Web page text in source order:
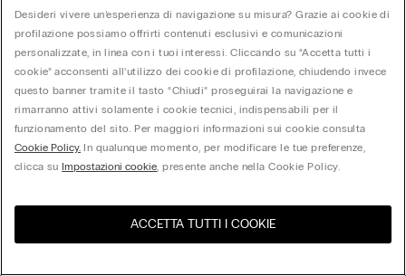
© Calzedonia S.p.A | P.iva 02253210237 | Sede Legale: Malcesine (VR), Via Portici
Umberto Primo n. 5/3 | Cod. Fisc. e n.iscr. al Reg. Imprese di Verona: 01037050422 | REA:
VR – 205310 | Capitale sociale: Euro 212.000.000,00 | Società soggetta a direzione e
coordinamento di Oniverse Holding S.p.A.
Visita l'e-store del tuo paese United States
Desideri vivere un’esperienza di navigazione su misura? Grazie ai cookie di
profilazione possiamo offrirti contenuti esclusivi e comunicazioni
personalizzate, in linea con i tuoi interessi. Cliccando su “Accetta tutti i
cookie” acconsenti all’utilizzo dei cookie di profilazione, chiudendo invece
questo banner tramite il tasto “Chiudi” proseguirai la navigazione e
rimarranno attivi solamente i cookie tecnici, indispensabili per il
funzionamento del sito. Per maggiori informazioni sui cookie consulta
Cookie Policy. In qualunque momento, per modificare le tue preferenze,
clicca suImpostazioni cookie, presente anche nella Cookie Policy.
ACCETTA TUTTI I COOKIE